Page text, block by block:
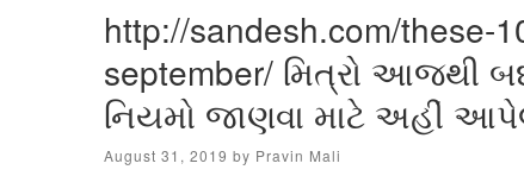
http://sandesh.com/these-
september/ મિત્રો આજથી
નિયમો જાણવા માટે અહીં
Posted
August 31, 2019 by Pravin Mali